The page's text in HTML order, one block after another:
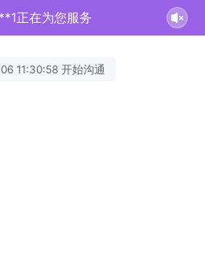
正在为您服务
11:30:58 开始沟通